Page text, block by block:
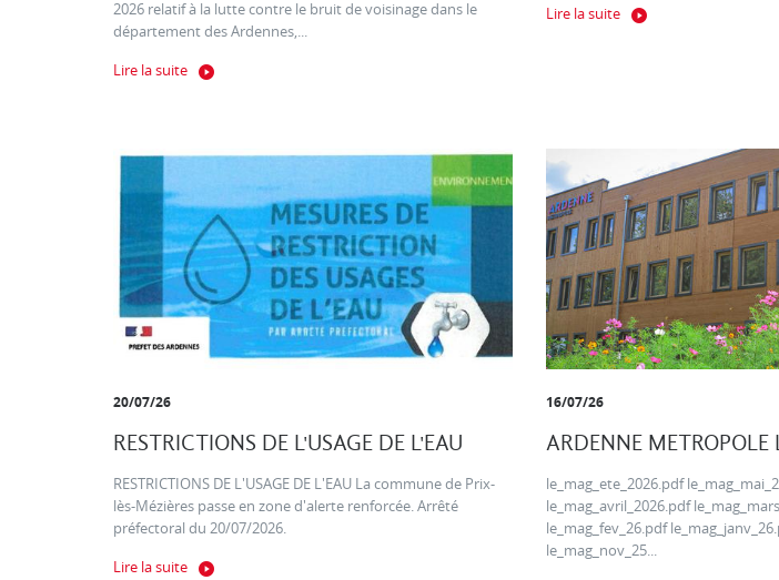
2026 relatif à la lutte contre le bruit de voisinage dans le
département des Ardennes,...
Lire la suite
Lire la suite
20/07/26
RESTRICTIONS DE L'USAGE DE L'EAU
RESTRICTIONS DE L'USAGE DE L'EAU La commune de Prix-
lès-Mézières passe en zone d'alerte renforcée. Arrêté
préfectoral du 20/07/2026.
Lire la suite
16/07/26
ARDENNE METROPOLE
le_mag_ete_2026.pdf
le_mag_avril_2026.pdf
le_mag_fev_26.pdf
le_mag_nov_25...